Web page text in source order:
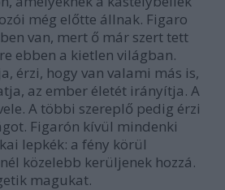
még előtte állnak. Figaro
van, mert ő már szert tett
ebben a kietlen világban.
érzi, hogy van valami más is,
az ember életét irányítja. A
A többi szereplő pedig érzi
Figarón kívül mindenki
lepkék: a fény körül
közelebb kerüljenek hozzá.
magukat.